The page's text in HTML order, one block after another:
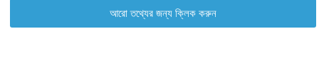
আরো তথ্যের জন্য ক্লিক করুন